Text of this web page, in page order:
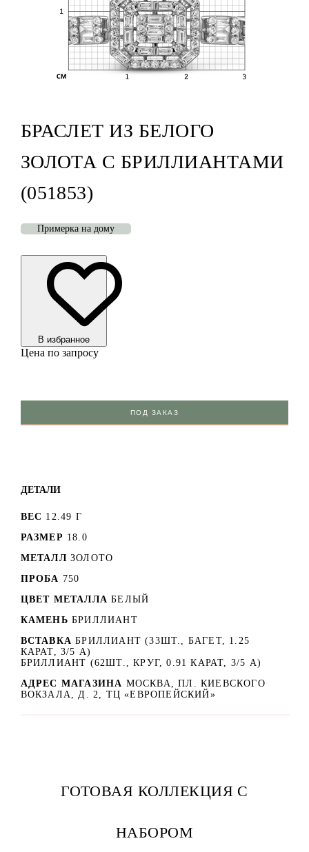
БРАСЛЕТ ИЗ БЕЛОГО
ЗОЛОТА С БРИЛЛИАНТАМИ
(051853)
Примерка на дому
В избранноe
Цена по запросу
ПОД ЗАКАЗ
ДЕТАЛИ
ВЕС 12.49 Г
РАЗМЕР 18.0
МЕТАЛЛ ЗОЛОТО
ПРОБА 750
ЦВЕТ МЕТАЛЛА БЕЛЫЙ
КАМЕНЬ БРИЛЛИАНТ
ВСТАВКА БРИЛЛИАНТ (33ШТ., БАГЕТ, 1.25
КАРАТ, 3/5 A)
БРИЛЛИАНТ (62ШТ., КРУГ, 0.91 КАРАТ, 3/5 A)
АДРЕС МАГАЗИНА МОСКВА, ПЛ. КИЕВСКОГО
ВОКЗАЛА, Д. 2, ТЦ «ЕВРОПЕЙСКИЙ»
ГОТОВАЯ КОЛЛЕКЦИЯ С
НАБОРОМ